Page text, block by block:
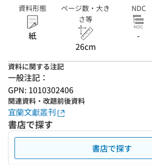
資料形態
紙
ページ数・大き
さ等
26cm
NDC
-
資料に関する注記
一般注記：
GPN: 1010302406
関連資料・改題前後資料
宜蘭文獻叢刊
書店で探す
書店で探す